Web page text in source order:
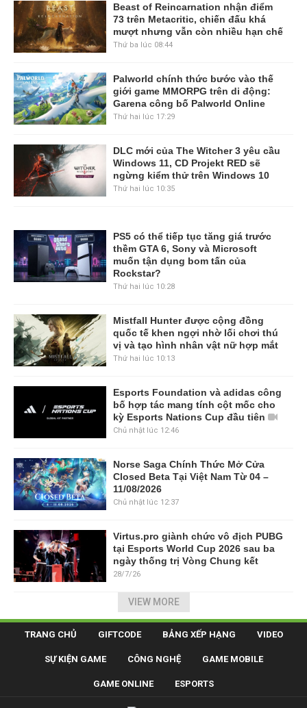
Beast of Reincarnation nhận điểm
73 trên Metacritic, chiến đấu khá
mượt nhưng vẫn còn nhiều hạn chế
Thứ ba lúc 08:44
Palworld chính thức bước vào thế
giới game MMORPG trên di động:
Garena công bố Palworld Online
Thứ hai lúc 17:29
DLC mới của The Witcher 3 yêu cầu
Windows 11, CD Projekt RED sẽ
ngừng kiểm thử trên Windows 10
Thứ hai lúc 10:35
PS5 có thể tiếp tục tăng giá trước
thềm GTA 6, Sony và Microsoft
muốn tận dụng bom tấn của
Rockstar?
Thứ hai lúc 10:28
Mistfall Hunter được cộng đồng
quốc tế khen ngợi nhờ lối chơi thú
vị và tạo hình nhân vật nữ hợp mắt
Thứ hai lúc 10:13
Esports Foundation và adidas công
bố hợp tác mang tính cột mốc cho
kỳ Esports Nations Cup đầu tiên
Chủ nhật lúc 12:46
Norse Saga Chính Thức Mở Cửa
Closed Beta Tại Việt Nam Từ 04 –
11/08/2026
Chủ nhật lúc 12:37
Virtus.pro giành chức vô địch PUBG
tại Esports World Cup 2026 sau ba
ngày thống trị Vòng Chung kết
28/7/26
VIEW MORE
TRANG CHỦ GIFTCODE BẢNG XẾP HẠNG VIDEO
SỰ KIỆN GAME CÔNG NGHỆ GAME MOBILE
GAME ONLINE ESPORTS